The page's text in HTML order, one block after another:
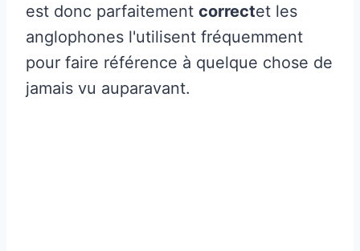
est donc parfaitement correctet les
anglophones l'utilisent fréquemment
pour faire référence à quelque chose de
jamais vu auparavant.